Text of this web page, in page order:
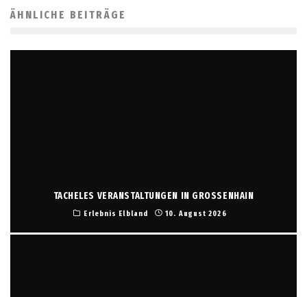
ÄHNLICHE BEITRÄGE
TACHELES VERANSTALTUNGEN IN GROSSENHAIN
Erlebnis Elbland 10. August 2026